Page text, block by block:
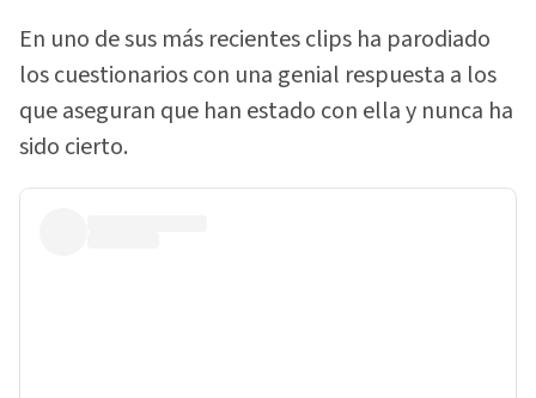
En uno de sus más recientes clips ha parodiado
los cuestionarios con una genial respuesta a los
que aseguran que han estado con ella y nunca ha
sido cierto.